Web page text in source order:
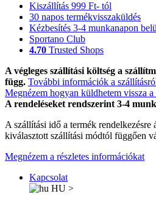
Kiszállítás 999 Ft- tól
30 napos termékvisszaküldés
Kézbesítés 3-4 munkanapon
Sportano Club
4.70 Trusted Shops
A végleges szállítási költség a
függ. További információk a
Megnézem hogyan küldhetem vissza a
A rendeléseket rendszerint 3-4
A szállítási idő a termék rendelkezésre
kiválasztott szállítási módtól függően
Megnézem a részletes információkat
Kapcsolat
HU >